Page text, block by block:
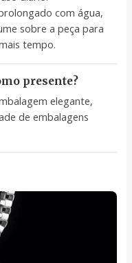
com água,
sobre a peça para
tempo.
presente?
elegante,
de embalagens